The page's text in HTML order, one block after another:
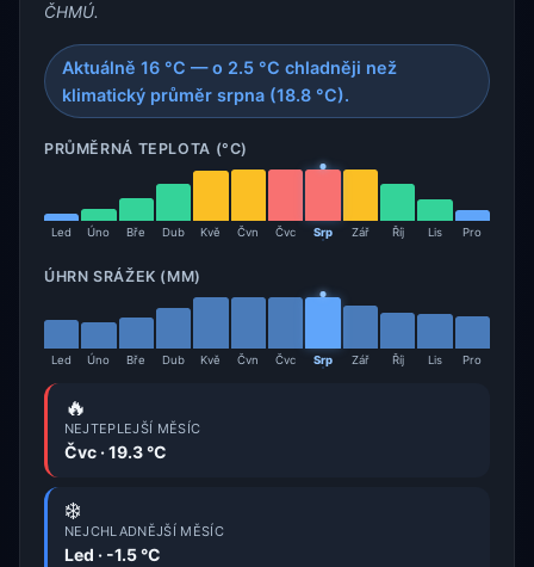
ČHMÚ.
Aktuálně 16 °C — o 2.5 °C chladněji než
klimatický průměr srpna (18.8 °C).
PRŮMĚRNÁ TEPLOTA (°C)
Led Úno Bře Dub Kvě Čvn Čvc Srp Zář Říj Lis Pro
ÚHRN SRÁŽEK (MM)
Led Úno Bře Dub Kvě Čvn Čvc Srp Zář Říj Lis Pro
🔥
NEJTEPLEJŠÍ MĚSÍC
Čvc · 19.3 °C
❄️
NEJCHLADNĚJŠÍ MĚSÍC
Led · -1.5 °C